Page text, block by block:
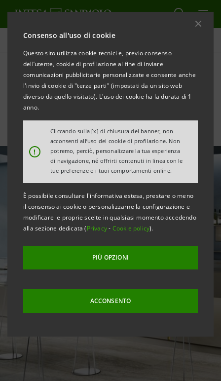
Consenso all'uso di cookie
Questo sito utilizza cookie tecnici e, previo consenso
dell’utente, cookie di profilazione al fine di inviare
comunicazioni pubblicitarie personalizzate e consente anche
l'invio di cookie di "terze parti" (impostati da un sito web
diverso da quello visitato). L'uso dei cookie ha la durata di 1
anno.
!
Cliccando sulla [x] di chiusura del banner, non
acconsenti all’uso dei cookie di profilazione. Non
potremo, perciò, personalizzare la tua esperienza
di navigazione, né offrirti contenuti in linea con le
tue preferenze o i tuoi comportamenti online.
È possibile consultare l'informativa estesa, prestare o meno
il consenso ai cookie o personalizzarne la configurazione e
modificare le proprie scelte in qualsiasi momento accedendo
alla sezione dedicata (Privacy- Cookie policy).
PIÙ OPZIONI
ACCONSENTO
Tutte le news
Garanzia Italia: €4 milioni a
I.S.A. SpA